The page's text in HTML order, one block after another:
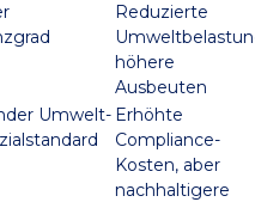
Reduzierte
höhere
Ausbeuten
Umwelt- Erhöhte
Compliance-
Kosten, aber
nachhaltigere